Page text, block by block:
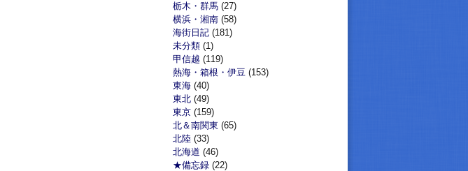
栃木・群馬 (27)
横浜・湘南 (58)
海街日記 (181)
未分類 (1)
甲信越 (119)
熱海・箱根・伊豆 (153)
東海 (40)
東北 (49)
東京 (159)
北＆南関東 (65)
北陸 (33)
北海道 (46)
★備忘録 (22)